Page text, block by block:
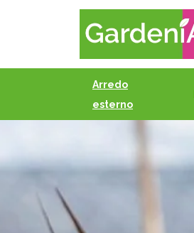
Arredo
esterno